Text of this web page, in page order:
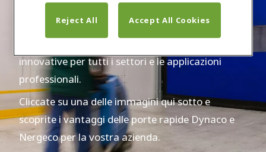
ottimizzare le vostre operazioni quotidiane ed i
flussi di materiale, indipendentemente dal
innovative per tutti i settori e le applicazioni
professionali.
Cliccate su una delle immagini qui sotto e
scoprite i vantaggi delle porte rapide Dynaco e
Nergeco per la vostra azienda.
Reject All Accept All Cookies